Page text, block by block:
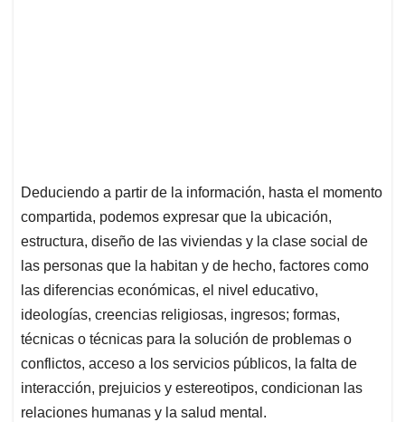
Deduciendo a partir de la información, hasta el momento
compartida, podemos expresar que la ubicación,
estructura, diseño de las viviendas y la clase social de
las personas que la habitan y de hecho, factores como
las diferencias económicas, el nivel educativo,
ideologías, creencias religiosas, ingresos; formas,
técnicas o técnicas para la solución de problemas o
conflictos, acceso a los servicios públicos, la falta de
interacción, prejuicios y estereotipos, condicionan las
relaciones humanas y la salud mental.